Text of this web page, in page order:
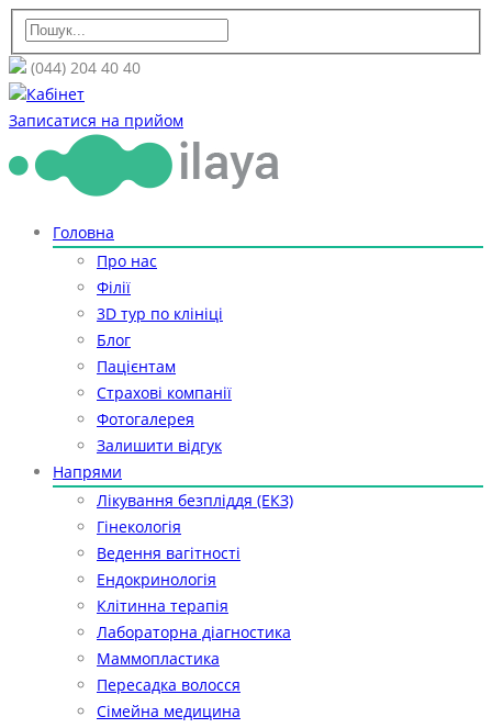
(044) 204 40 40
Кабінет
Записатися на прийом
Головна
Про нас
Філії
3D тур по клініці
Блог
Пацієнтам
Страхові компанії
Фотогалерея
Залишити відгук
Напрями
Лікування безпліддя (ЕКЗ)
Гінекологія
Ведення вагітності
Ендокринологія
Клітинна терапія
Лабораторна діагностика
Маммопластика
Пересадка волосся
Сімейна медицина